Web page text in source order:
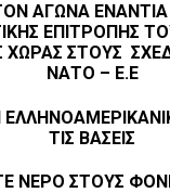
ΑΓΩΝΑ ΕΝΑΝΤΙΑ
ΕΠΙΤΡΟΠΗΣ
ΧΩΡΑΣ ΣΤΟΥΣ
ΝΑΤΟ – Ε.Ε
ΤΙΣ ΒΑΣΕΙΣ
ΝΕΡΟ ΣΤΟΥΣ